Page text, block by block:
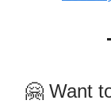
🤗 Want